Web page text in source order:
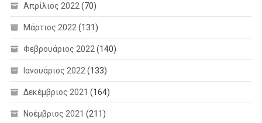
Απρίλιος 2022 (70)
Μάρτιος 2022 (131)
Φεβρουάριος 2022 (140)
Ιανουάριος 2022 (133)
Δεκέμβριος 2021 (164)
Νοέμβριος 2021 (211)